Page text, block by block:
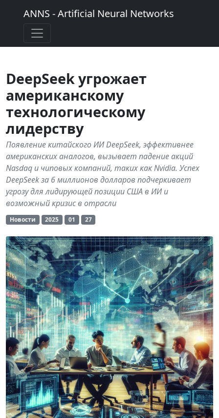
ANNS - Artificial Neural Networks
DeepSeek угрожает
американскому
технологическому
лидерству
Появление китайского ИИ DeepSeek, эффективнее
американских аналогов, вызывает падение акций
Nasdaq и чиповых компаний, таких как Nvidia. Успех
DeepSeek за 6 миллионов долларов подчеркивает
угрозу для лидирующей позиции США в ИИ и
возможный кризис в отрасли
Новости 2025 01 27